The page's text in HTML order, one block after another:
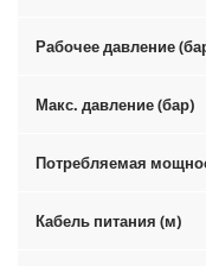
Рабочее давление
Макс. давление (бар)
Потребляемая
Кабель питания (м)